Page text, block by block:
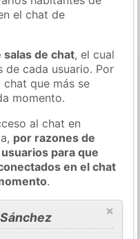
el chat de
salas de chat, el cual
de cada usuario. Por
que más se
momento.
al chat en
por razones de
para que
en el chat
.
×